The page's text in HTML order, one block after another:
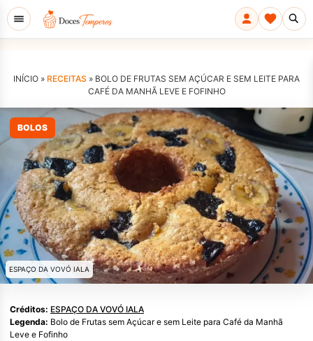
INÍCIO » RECEITAS » BOLO DE FRUTAS SEM AÇÚCAR E SEM LEITE PARA
CAFÉ DA MANHÃ LEVE E FOFINHO
BOLOS
ESPAÇO DA VOVÓ IALA
Créditos: ESPAÇO DA VOVÓ IALA
Legenda: Bolo de Frutas sem Açúcar e sem Leite para Café da Manhã
Leve e Fofinho